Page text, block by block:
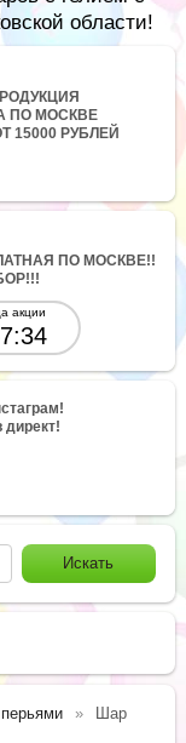
области!
ПО МОСКВЕ
15000 РУБЛЕЙ
ПО МОСКВЕ!!
акции
Шар